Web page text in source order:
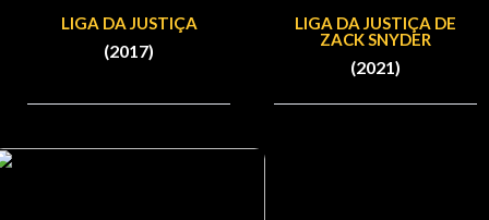
LIGA DA JUSTIÇA
(2017)
LIGA DA JUSTIÇA DE
ZACK SNYDER
(2021)